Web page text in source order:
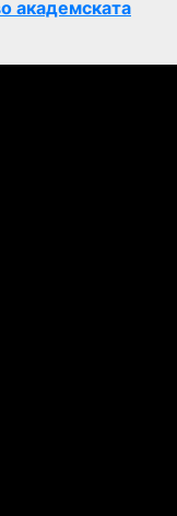
академската